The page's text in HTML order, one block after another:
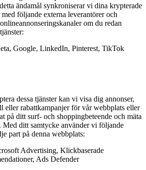
ändamål synkroniserar vi dina krypterade
följande externa leverantörer och
om du redan
Google, LinkedIn, Pinterest, TikTok
dessa tjänster kan vi visa dig annonser,
eller rabattkampanjer för vår webbplats eller
på ditt surf- och shoppingbeteende och mäta
Med ditt samtycke använder vi följande
part på denna webbplats:
Advertising, Klickbaserade
Ads Defender